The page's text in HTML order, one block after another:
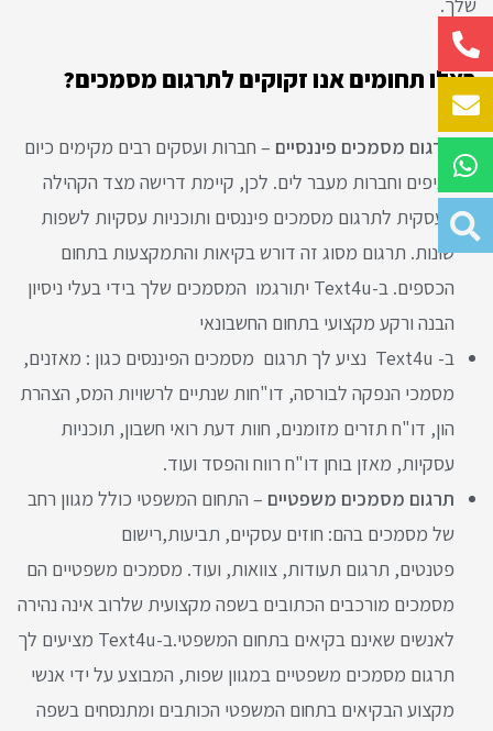
שלך.
באלו תחומים אנו זקוקים לתרגום מסמכים?
תרגום מסמכים פיננסיים – חברות ועסקים רבים מקימים כיום
סניפים וחברות מעבר לים. לכן, קיימת דרישה מצד הקהילה
העסקית לתרגום מסמכים פיננסים ותוכניות עסקיות לשפות
שונות. תרגום מסוג זה דורש בקיאות והתמקצעות בתחום
הכספים. ב-Text4u יתורגמו המסמכים שלך בידי בעלי ניסיון
הבנה ורקע מקצועי בתחום החשבונאי
ב- Text4u נציע לך תרגום מסמכים הפיננסים כגון : מאזנים,
מסמכי הנפקה לבורסה, דו"חות שנתיים לרשויות המס, הצהרת
הון, דו"ח תזרים מזומנים, חוות דעת רואי חשבון, תוכניות
עסקיות, מאזן בוחן דו"ח רווח והפסד ועוד.
תרגום מסמכים משפטיים – התחום המשפטי כולל מגוון רחב
של מסמכים בהם: חוזים עסקיים, תביעות,רישום
פטנטים, תרגום תעודות, צוואות, ועוד. מסמכים משפטיים הם
מסמכים מורכבים הכתובים בשפה מקצועית שלרוב אינה נהירה
לאנשים שאינם בקיאים בתחום המשפטי.ב-Text4u מציעים לך
תרגום מסמכים משפטיים במגוון שפות, המבוצע על ידי אנשי
מקצוע הבקיאים בתחום המשפטי הכותבים ומתנסחים בשפה